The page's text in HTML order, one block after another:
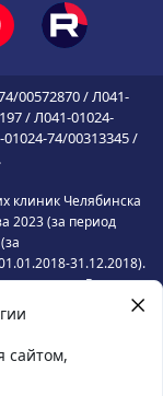
сайтом,
00572870 / Л041-
/ Л041-01024-
74/00313345 /
клиник Челябинска
2023 (за период
31.12.2018).
клиник России
2024 (за период
клиник